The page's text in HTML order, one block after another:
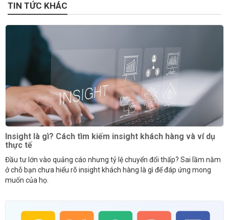
TIN TỨC KHÁC
Insight là gì? Cách tìm kiếm insight khách hàng và ví dụ
thực tế
Đầu tư lớn vào quảng cáo nhưng tỷ lệ chuyển đổi thấp? Sai lầm nằm
ở chỗ bạn chưa hiểu rõ insight khách hàng là gì để đáp ứng mong
muốn của họ.